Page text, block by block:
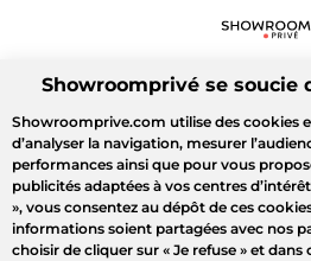
Showroomprivé se soucie
Showroomprive.com utilise des cookies
d’analyser la navigation, mesurer
performances ainsi que pour vous
publicités adaptées à vos centres
», vous consentez au dépôt de ces
informations soient partagées avec nos
choisir de cliquer sur « Je refuse » et dans